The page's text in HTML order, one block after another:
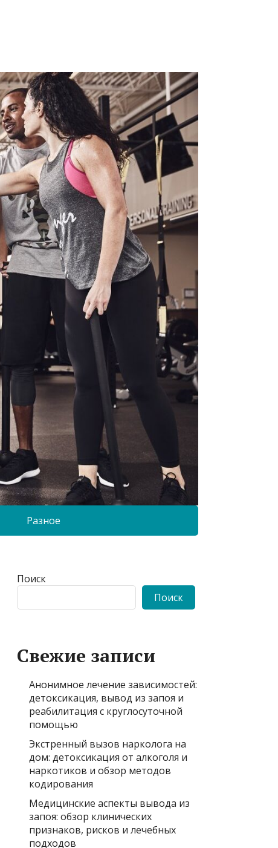
Разное
Поиск
Поиск
Свежие записи
Анонимное лечение зависимостей:
детоксикация, вывод из запоя и
реабилитация с круглосуточной
помощью
Экстренный вызов нарколога на
дом: детоксикация от алкоголя и
наркотиков и обзор методов
кодирования
Медицинские аспекты вывода из
запоя: обзор клинических
признаков, рисков и лечебных
подходов